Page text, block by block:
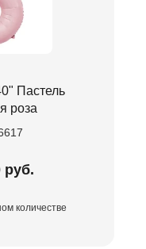
Пастель
роза
руб.
количестве